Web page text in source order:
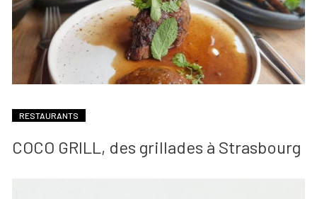
RESTAURANTS
COCO GRILL, des grillades à Strasbourg